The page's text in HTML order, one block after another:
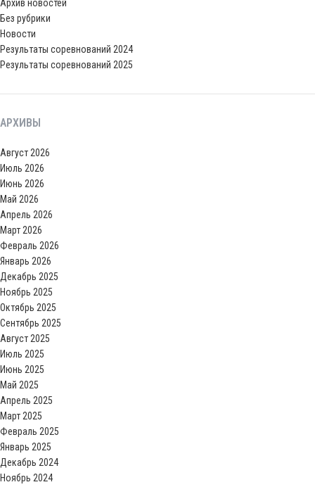
Архив новостей
Без рубрики
Новости
Результаты соревнований 2024
Результаты соревнований 2025
АРХИВЫ
Август 2026
Июль 2026
Июнь 2026
Май 2026
Апрель 2026
Март 2026
Февраль 2026
Январь 2026
Декабрь 2025
Ноябрь 2025
Октябрь 2025
Сентябрь 2025
Август 2025
Июль 2025
Июнь 2025
Май 2025
Апрель 2025
Март 2025
Февраль 2025
Январь 2025
Декабрь 2024
Ноябрь 2024